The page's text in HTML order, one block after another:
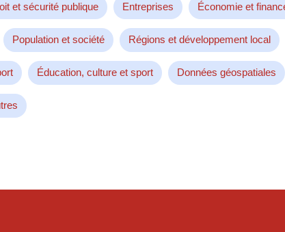
et sécurité publique Entreprises Économie et
Population et société Régions et développement local
Éducation, culture et sport Données géospatiales